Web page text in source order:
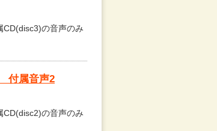
CD(disc3)の音声のみ
付属音声2
CD(disc2)の音声のみ